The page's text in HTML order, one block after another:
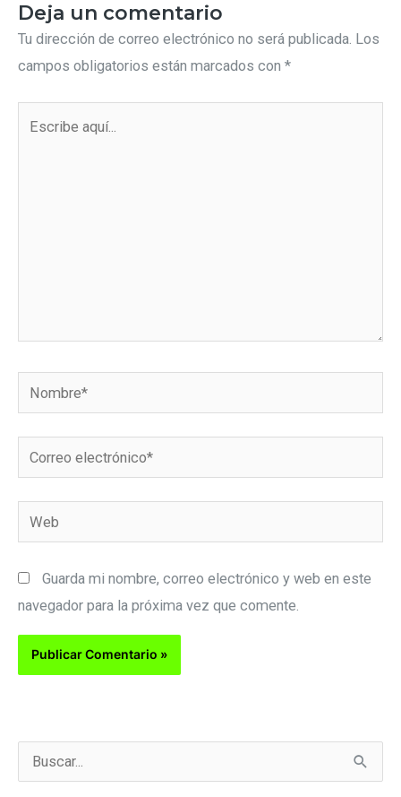
Deja un comentario
Tu dirección de correo electrónico no será publicada. Los
campos obligatorios están marcados con *
Nombre*
Correo
electrónico*
Web
Guarda mi nombre, correo electrónico y web en este
navegador para la próxima vez que comente.